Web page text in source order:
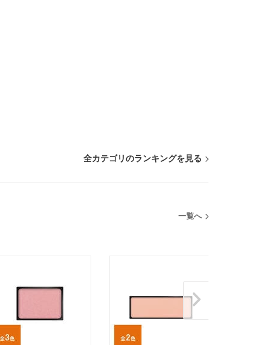
全カテゴリのランキングを見る
一覧へ